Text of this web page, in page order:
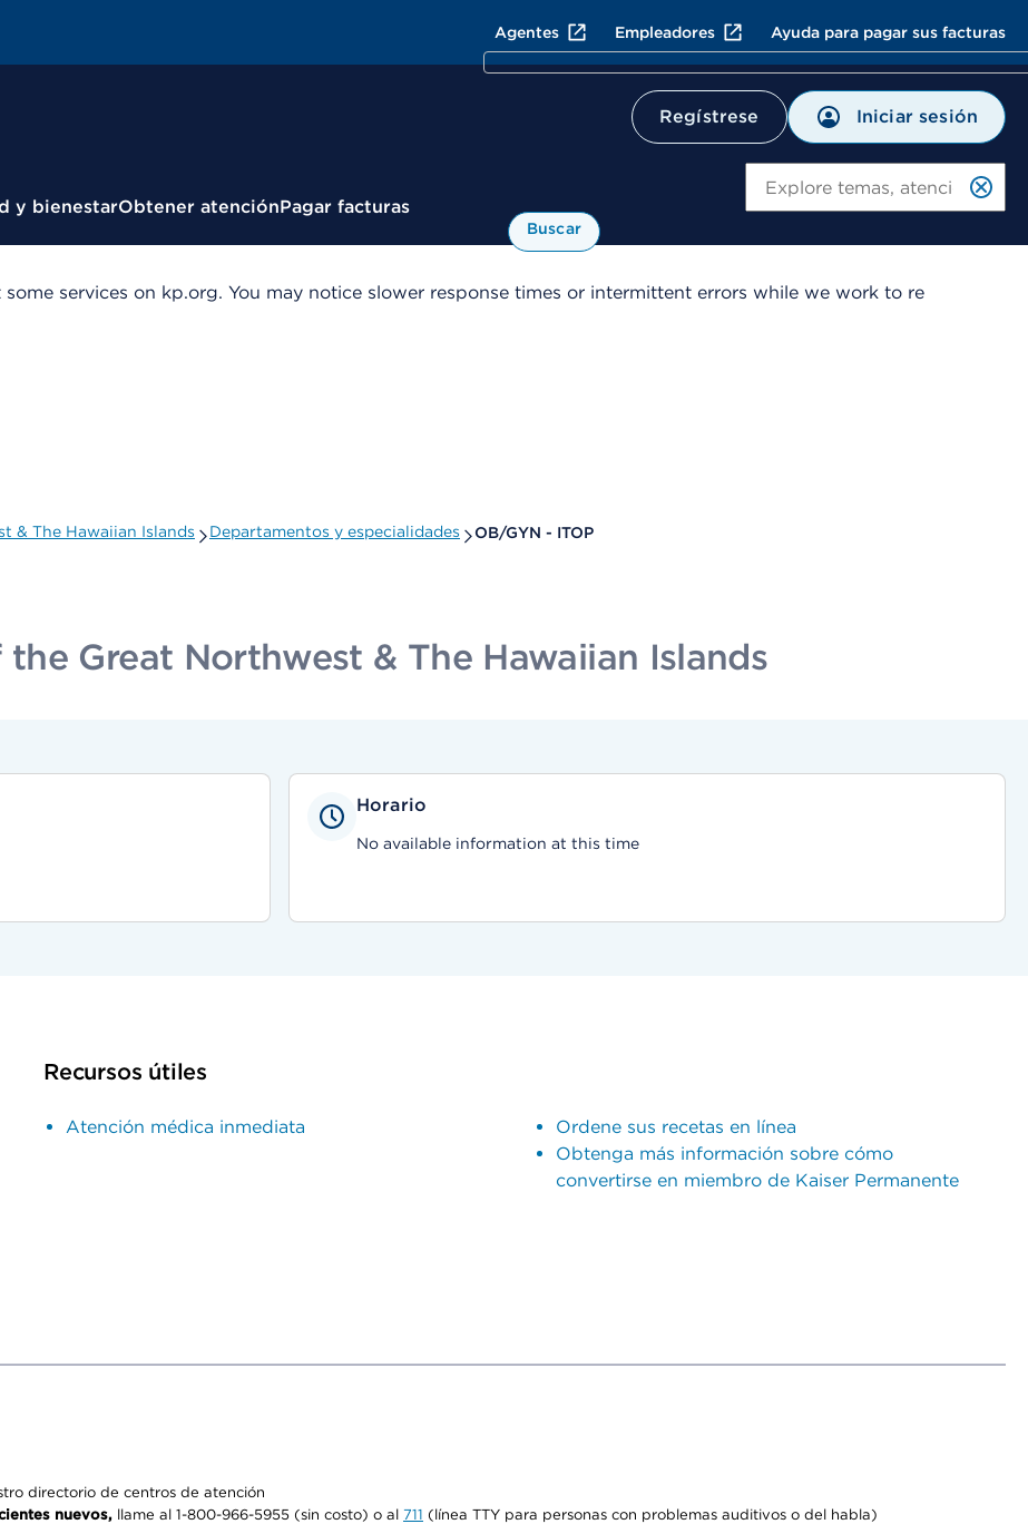
Agentes Empleadores Ayuda para pagar sus facturas
Regístrese Iniciar sesión
y bienestarObtener atenciónPagar facturas
Buscar
services on kp.org. You may notice slower response times or intermittent errors while we work to re
& The Hawaiian Islands Departamentos y especialidades OB/GYN - ITOP
Great Northwest & The Hawaiian Islands
Horario
No available information at this time
Recursos útiles
Atención médica inmediata
Ordene sus recetas en línea
Obtenga más información sobre cómo
convertirse en miembro de Kaiser Permanente
directorio de centros de atención
nuevos, llame al 1-800-966-5955 (sin costo) o al 711 (línea TTY para personas con problemas auditivos o del habla)